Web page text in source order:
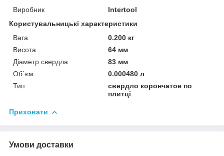
Виробник
Intertool
Користувальницькі характеристики
Вага
0.200 кг
Висота
64 мм
Діаметр свердла
83 мм
Об`єм
0.000480 л
Тип
свердло корончатое по
плитці
Приховати
Умови доставки